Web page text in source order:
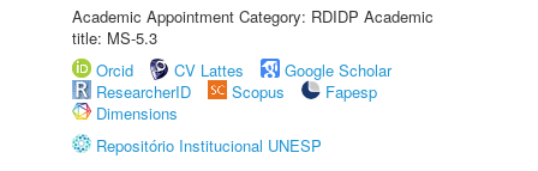
Academic Appointment Category: RDIDP Academic
title: MS-5.3
Orcid
CV Lattes
Google Scholar
ResearcherID
Scopus
Fapesp
Dimensions
Repositório Institucional UNESP